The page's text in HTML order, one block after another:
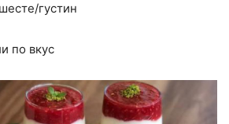
густин
по вкус